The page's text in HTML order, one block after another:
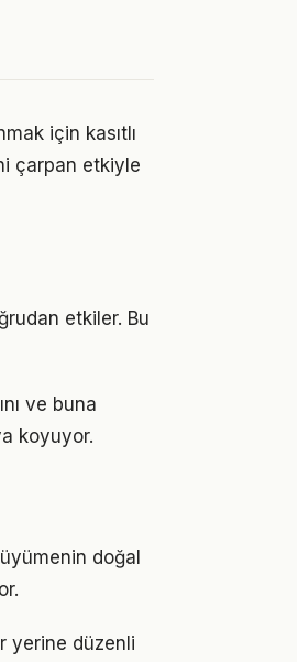
için kasıtlı
çarpan etkiyle
etkiler. Bu
ve buna
koyuyor.
doğal
yerine düzenli